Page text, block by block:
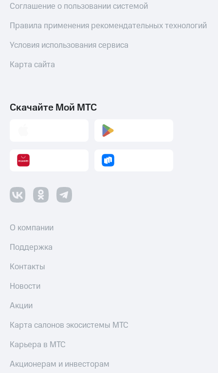
Соглашение о пользовании системой
Правила применения рекомендательных технологий
Условия использования сервиса
Карта сайта
Скачайте Мой МТС
О компании
Поддержка
Контакты
Новости
Акции
Карта салонов экосистемы МТС
Карьера в МТС
Акционерам и инвесторам